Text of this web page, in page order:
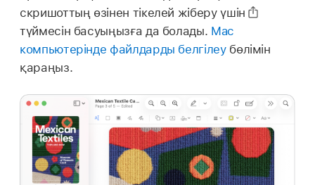
скришоттың өзінен тікелей жіберу үшін
түймесін басуыңызға да болады. Mac
компьютерінде файлдарды белгілеубөлімін
қараңыз.